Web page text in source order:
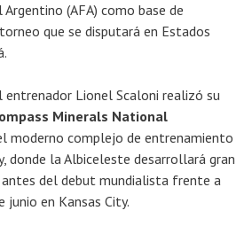
(AFA) como base de
que se disputará en Estados
Lionel Scaloni realizó su
Minerals National
moderno complejo de entrenamiento
donde la Albiceleste desarrollará gran
antes del debut mundialista frente a
en Kansas City.